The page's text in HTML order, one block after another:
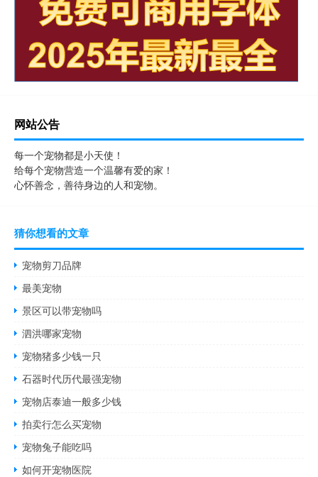
网站公告
每一个宠物都是小天使！
给每个宠物营造一个温馨有爱的家！
心怀善念，善待身边的人和宠物。
猜你想看的文章
宠物剪刀品牌
最美宠物
景区可以带宠物吗
泗洪哪家宠物
宠物猪多少钱一只
石器时代历代最强宠物
宠物店泰迪一般多少钱
拍卖行怎么买宠物
宠物兔子能吃吗
如何开宠物医院